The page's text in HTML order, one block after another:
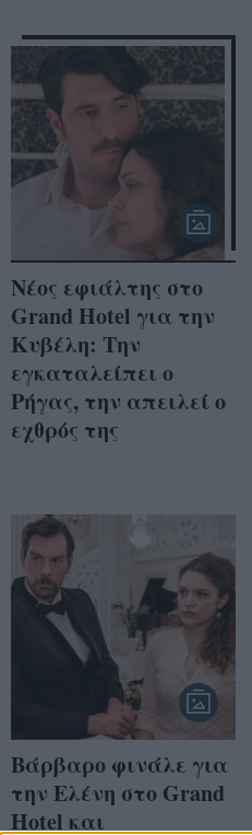
Νέος εφιάλτης στο
Grand Hotel για την
Κυβέλη: Την
εγκαταλείπει ο
Ρήγας, την απειλεί ο
εχθρός της
Βάρβαρο φινάλε για
την Ελένη στο Grand
Hotel και